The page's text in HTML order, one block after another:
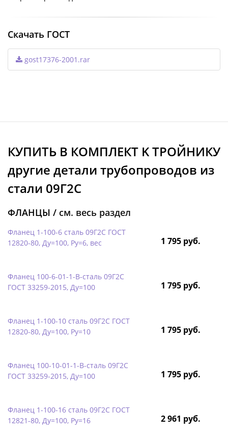
Скачать ГОСТ
gost17376-2001.rar
КУПИТЬ В КОМПЛЕКТ K ТРОЙНИКУ
другие детали трубопроводов из
стали 09Г2С
ФЛАНЦЫ / см. весь раздел
Фланец 1-100-6 сталь 09Г2С ГОСТ
12820-80, Ду=100, Ру=6, вес
1 795 руб.
Фланец 100-6-01-1-B-сталь 09Г2С
ГОСТ 33259-2015, Ду=100
1 795 руб.
Фланец 1-100-10 сталь 09Г2С ГОСТ
12820-80, Ду=100, Ру=10
1 795 руб.
Фланец 100-10-01-1-B-сталь 09Г2С
ГОСТ 33259-2015, Ду=100
1 795 руб.
Фланец 1-100-16 сталь 09Г2С ГОСТ
12821-80, Ду=100, Ру=16
2 961 руб.